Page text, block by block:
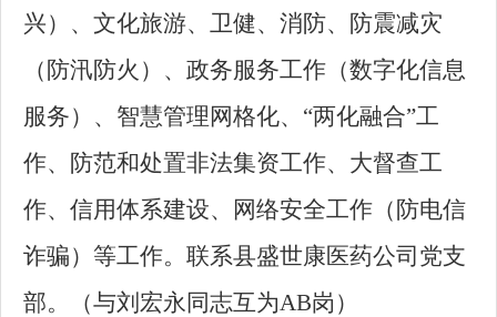
兴）、文化旅游、卫健、消防、防震减灾
（防汛防火）、政务服务工作（数字化信息
服务）、智慧管理网格化、“两化融合”工
作、防范和处置非法集资工作、大督查工
作、信用体系建设、网络安全工作（防电信
诈骗）等工作。联系县盛世康医药公司党支
部。（与刘宏永同志互为AB岗）